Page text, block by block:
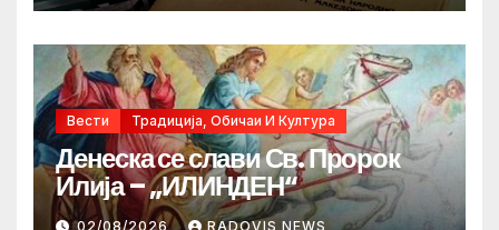
Вести Традиција, Обичаи И Култура
Денеска се слави Св. Пророк
Илија – „ИЛИНДЕН“
02/08/2026 RADOVIS NEWS